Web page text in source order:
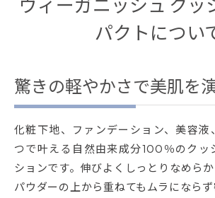
ヴィーガニッシュ クッ
パクトについ
驚きの軽やかさで美肌を
化粧下地、ファンデーション、美容液
つで叶える自然由来成分100％のクッ
ションです。伸びよくしっとりなめらか
パウダーの上から重ねてもムラになら